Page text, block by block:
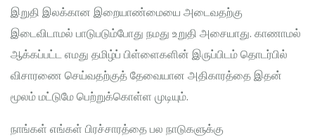
இறுதி இலக்கான இறையாண்மையை அடைவதற்கு
இடைவிடாமல் பாடுபடும்போது நமது உறுதி அசையாது. காணாமல்
ஆக்கப்பட்ட எமது தமிழ்ப் பிள்ளைகளின் இருப்பிடம் தொடர்பில்
விசாரணை செய்வதற்குத் தேவையான அதிகாரத்தை இதன்
மூலம் மட்டுமே பெற்றுக்கொள்ள முடியும்.
நாங்கள் எங்கள் பிரச்சாரத்தை பல நாடுகளுக்கு